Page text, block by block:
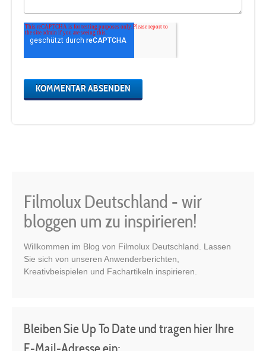
Filmolux Deutschland - wir
bloggen um zu inspirieren!
Willkommen im Blog von Filmolux Deutschland. Lassen
Sie sich von unseren Anwenderberichten,
Kreativbeispielen und Fachartikeln inspirieren.
Bleiben Sie Up To Date und tragen hier Ihre